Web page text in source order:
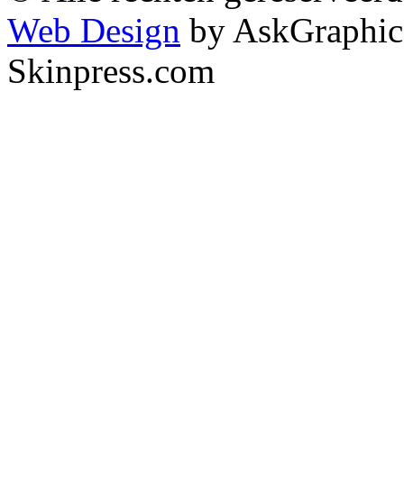
Web Design by
Skinpress.com